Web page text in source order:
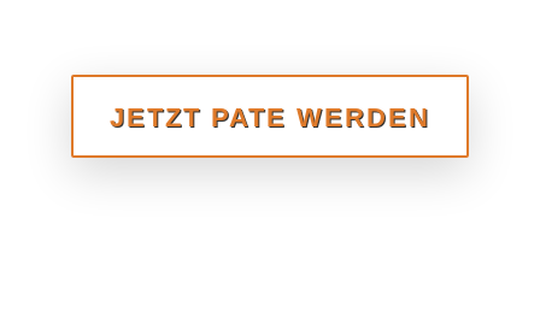
JETZT PATE WERDEN